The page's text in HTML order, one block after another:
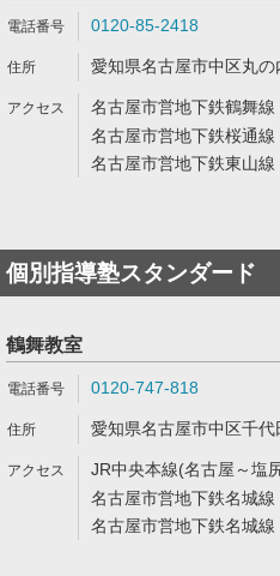
0120-85-2418
愛知県名古屋市中区丸
名古屋市営地下鉄鶴舞
名古屋市営地下鉄桜通
名古屋市営地下鉄東山
個別指導塾スタンダード
鶴舞教室
0120-747-818
愛知県名古屋市中区千
JR中央本線(名古屋～塩
名古屋市営地下鉄名城
名古屋市営地下鉄名城